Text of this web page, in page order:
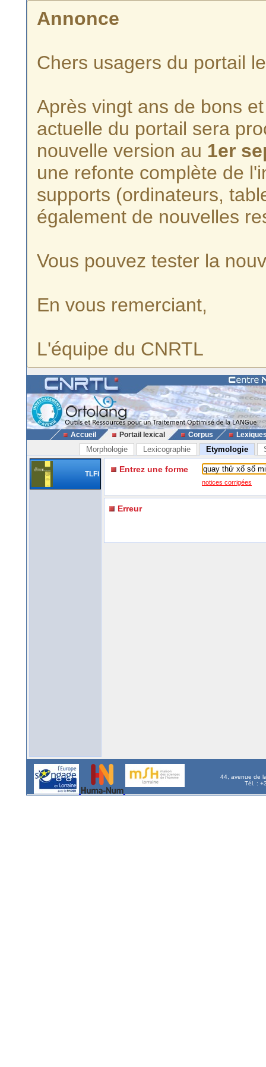
Annonce
Chers usagers du portail
Après vingt ans de bons
actuelle du portail sera
nouvelle version au 1er
une refonte complète de
supports (ordinateurs,
également de nouvelles
Vous pouvez tester la
En vous remerciant,
L'équipe du CNRTL
Accueil Portail lexical Corpus
Morphologie Lexicographie Etymologie
TLFi Entrez une forme
notices corrigées
Erreur
44, avenue de
Tél. :